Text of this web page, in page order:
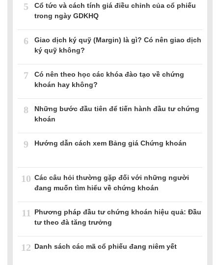
5
Cổ tức và cách tính giá điều chỉnh của cổ phiếu
trong ngày GDKHQ
6
Giao dịch ký quỹ (Margin) là gì? Có nên giao dịch
ký quỹ không?
7
Có nên theo học các khóa đào tạo về chứng
khoán hay không?
8
Những bước đầu tiên để tiến hành đầu tư chứng
khoán
9 Hướng dẫn cách xem Bảng giá Chứng khoán
10 Các câu hỏi thường gặp đối với những người
đang muốn tìm hiểu về chứng khoán
11
Phương pháp đầu tư chứng khoán hiệu quả: Đầu
tư theo đà tăng trưởng
12 Danh sách các mã cổ phiếu đang niêm yết